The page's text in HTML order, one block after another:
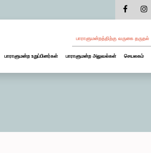
பாராளுமன்றத்திற்கு வருகை தருதல்
பாராளுமன்ற உறுப்பினர்கள் பாராளுமன்ற அலுவல்கள் செயலகம்